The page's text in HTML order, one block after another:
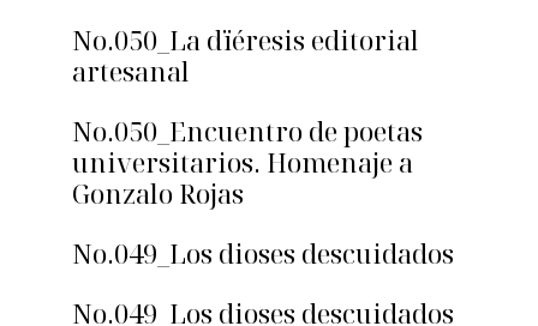
No.050_La dïéresis editorial
artesanal
No.050_Encuentro de poetas
universitarios. Homenaje a
Gonzalo Rojas
No.049_Los dioses descuidados
No.049_Los dioses descuidados